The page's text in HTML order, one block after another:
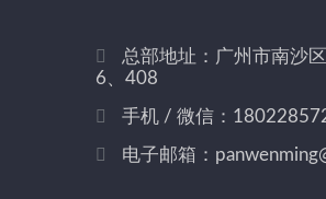
总部地址：广州市南沙
6、408
手机 / 微信：
电子邮箱：